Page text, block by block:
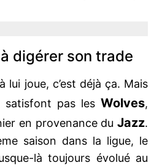
digérer son trade
lui joue, c’est déjà ça. Mais
satisfont pas les Wolves,
en provenance du Jazz.
saison dans la ligue, le
là toujours évolué au